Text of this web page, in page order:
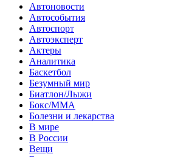
Автоновости
Автособытия
Автоспорт
Автоэксперт
Актеры
Аналитика
Баскетбол
Безумный мир
Биатлон/Лыжи
Бокс/MMA
Болезни и лекарства
В мире
В России
Вещи